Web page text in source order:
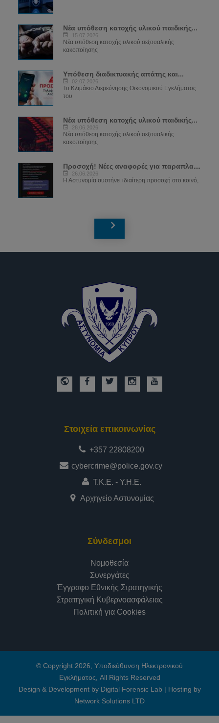
Νέα υπόθεση κατοχής υλικού παιδικής...
15.07.2026
Νέα υπόθεση κατοχής υλικού σεξουαλικής
κακοποίησης
Υπόθεση διαδικτυακής απάτης και...
02.07.2026
Το Κλιμάκιο Διερεύνησης Οικονομικού Εγκλήματος
του
Νέα υπόθεση κατοχής υλικού παιδικής...
28.06.2026
Νέα υπόθεση κατοχής υλικού σεξουαλικής
κακοποίησης
Προσοχή! Νέες αναφορές για παραπλανητικά...
26.06.2026
Η Αστυνομία συστήνει ιδιαίτερη προσοχή στο κοινό,
Στοιχεία επικοινωνίας
+357 22808200
cybercrime@police.gov.cy
Τ.Κ.Ε. - Υ.Η.Ε.
Αρχηγείο Αστυνομίας
Σύνδεσμοι
Νομοθεσία
Συνεργάτες
Έγγραφο Εθνικής Στρατηγικής
Στρατηγική Κυβερνοασφάλειας
Πολιτική για Cookies
© Copyright 2026, Υποδιεύθυνση Ηλεκτρονικού
Εγκλήματος, All Rights Reserved
Design & Development by Digital Forensic Lab | Hosting by
Network Solutions LTD